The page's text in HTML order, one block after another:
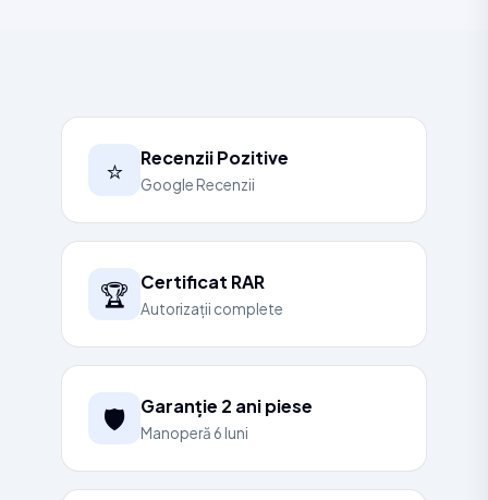
⭐ Recenzii Pozitive
Google Recenzii
🏆 Certificat RAR
Autorizații complete
🛡️ Garanție 2 ani piese
Manoperă 6 luni